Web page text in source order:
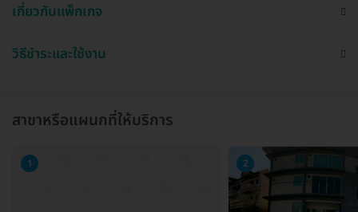
เกี่ยวกับแพ็กเกจ
วิธีชำระและใช้งาน
สาขาหรือแผนกที่ให้บริการ
1 2